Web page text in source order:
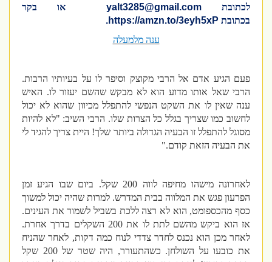
לכתובת
yalt3285@gmail.com
או בקר
בכתובתhttps://amzn.to/3eyh5xP
.
ענה מלמעלה
פעם הגיע אדם אל הרבי מקוצק וסיפר לו על בעיותיו הרבות.
הרבי שאל אותו מדוע הוא לא מבקש שהשם יעזור לו. האיש
ענה שאין לו את השקט הנפשי להתפלל מכיוון שהוא לא יכול
לחשוב כמו שצריך בגלל כל הצרות שלו. הרבי השיב: "לא להיות
מסוגל להתפלל זו הבעיה הגדולה ביותר שלך! היית צריך להגיד לי
את הבעיה הזאת קודם."
לאחרונה מישהו מחיפה לווה 200 שקל. ביום שבו הגיע זמן
הפרעון פגש את המלווה בבית המדרש. למרות שהיה יכול למשוך
כסף מהכספומט, הוא לא רצה ללכת בשביל לשמור את העינים.
אז הוא ביקש מהשם לתת לו את 200 השקלים בדרך אחרת.
לאחר מכן הוא נכנס לחדר צדדי לנוח כמה דקות, לאחר שהניח
את כובעו על השולחן. כשהתעורר, היה שטר של 200 שקל